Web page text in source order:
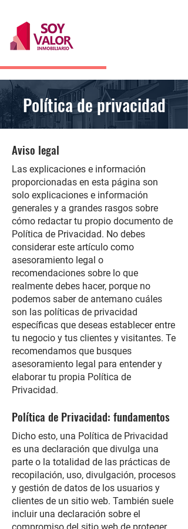
Política de privacidad
Aviso legal
Las explicaciones e información
proporcionadas en esta página son
solo explicaciones e información
generales y a grandes rasgos sobre
cómo redactar tu propio documento de
Política de Privacidad. No debes
considerar este artículo como
asesoramiento legal o
recomendaciones sobre lo que
realmente debes hacer, porque no
podemos saber de antemano cuáles
son las políticas de privacidad
específicas que deseas establecer entre
tu negocio y tus clientes y visitantes. Te
recomendamos que busques
asesoramiento legal para entender y
elaborar tu propia Política de
Privacidad.
Política de Privacidad: fundamentos
Dicho esto, una Política de Privacidad
es una declaración que divulga una
parte o la totalidad de las prácticas de
recopilación, uso, divulgación, procesos
y gestión de datos de los usuarios y
clientes de un sitio web. También suele
incluir una declaración sobre el